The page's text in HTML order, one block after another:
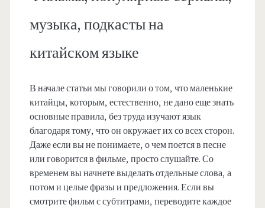
музыка, подкасты на
китайском языке
В начале статьи мы говорили о том, что маленькие
китайцы, которым, естественно, не дано еще знать
основные правила, без труда изучают язык
благодаря тому, что он окружает их со всех сторон.
Даже если вы не понимаете, о чем поется в песне
или говорится в фильме, просто слушайте. Со
временем вы начнете выделать отдельные слова, а
потом и целые фразы и предложения. Если вы
смотрите фильм с субтитрами, переводите каждое